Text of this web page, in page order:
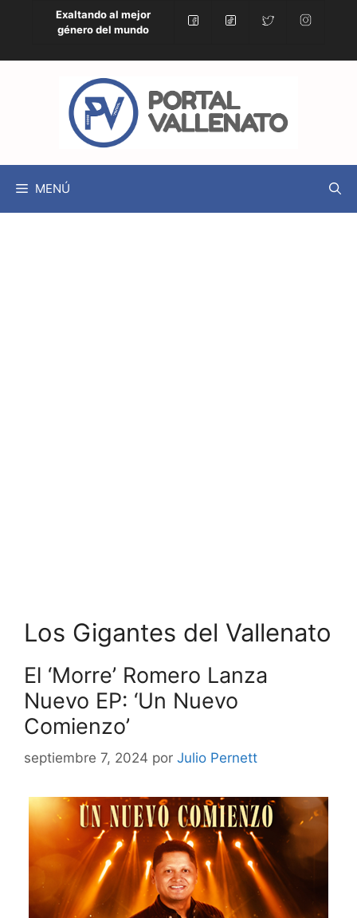
Exaltando al mejor
género del mundo
MENÚ
Los Gigantes del Vallenato
El ‘Morre’ Romero Lanza
Nuevo EP: ‘Un Nuevo
Comienzo’
septiembre 7, 2024 por Julio Pernett